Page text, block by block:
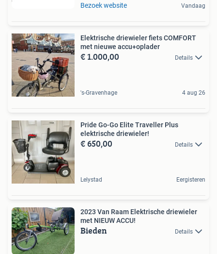
Bezoek website Vandaag
Elektrische driewieler fiets COMFORT
met nieuwe accu+oplader
€ 1.000,00 Details
's-Gravenhage 4 aug 26
Pride Go-Go Elite Traveller Plus
elektrische driewieler!
€ 650,00 Details
Lelystad Eergisteren
2023 Van Raam Elektrische driewieler
met NIEUW ACCU!
Bieden Details